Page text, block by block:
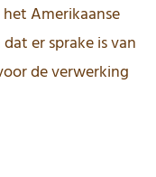
Amerikaanse
er sprake is van
de verwerking